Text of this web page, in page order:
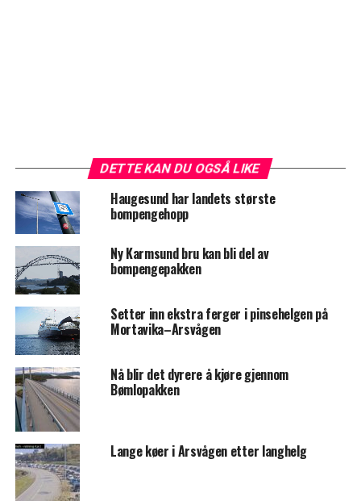
DETTE KAN DU OGSÅ LIKE
Haugesund har landets største
bompengehopp
Ny Karmsund bru kan bli del av
bompengepakken
Setter inn ekstra ferger i pinsehelgen på
Mortavika–Arsvågen
Nå blir det dyrere å kjøre gjennom
Bømlopakken
Lange køer i Arsvågen etter langhelg